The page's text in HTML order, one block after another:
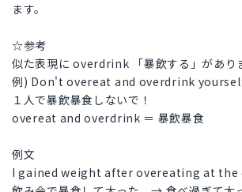
ます。
☆参考
似た表現に overdrink 「暴飲する」があり
例) Don't overeat and overdrink
１人で暴飲暴食しないで！
overeat and overdrink ＝ 暴飲暴食
例文
I gained weight after overeating at